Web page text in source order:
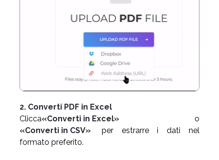
2. Converti PDF in Excel
Clicca«Converti in Excel»
o
«Converti in CSV»
per estrarre i dati nel
formato preferito.